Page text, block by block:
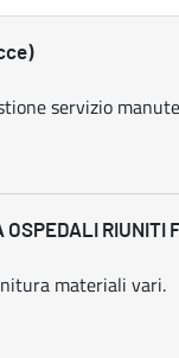
servizio
RIUNITI
materiali vari.